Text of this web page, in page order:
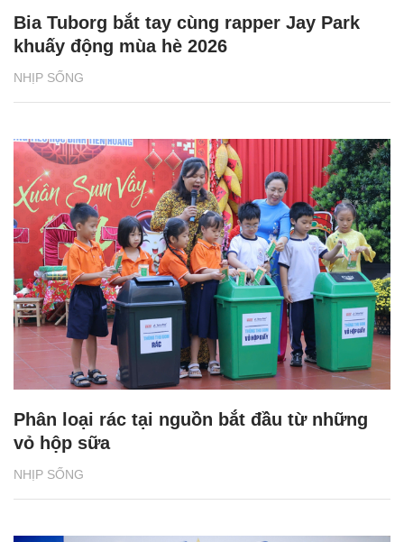
NHỊP SỐNG
Bia Tuborg bắt tay cùng rapper Jay Park
khuấy động mùa hè 2026
NHỊP SỐNG
Phân loại rác tại nguồn bắt đầu từ những
vỏ hộp sữa